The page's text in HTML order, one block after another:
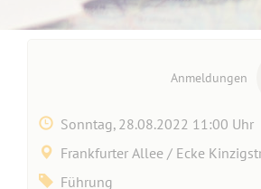
Anmeldungen
Sonntag, 28.08.2022 11:00 Uhr
Frankfurter Allee / Ecke
Führung